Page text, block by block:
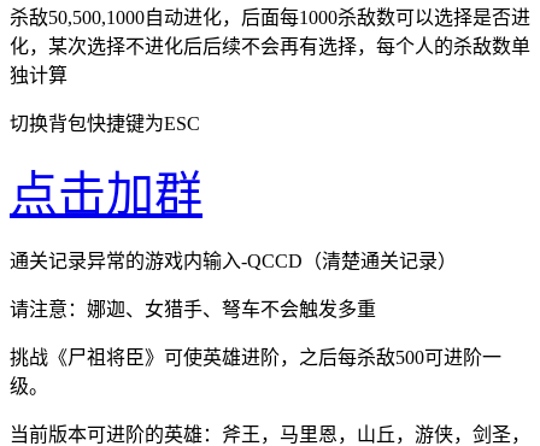
杀敌50,500,1000自动进化，后面每1000杀敌数可以选择是否进
化，某次选择不进化后后续不会再有选择，每个人的杀敌数单
独计算
切换背包快捷键为ESC
点击加群
通关记录异常的游戏内输入-QCCD（清楚通关记录）
请注意：娜迦、女猎手、弩车不会触发多重
挑战《尸祖将臣》可使英雄进阶，之后每杀敌500可进阶一
级。
当前版本可进阶的英雄：斧王，马里恩，山丘，游侠，剑圣，